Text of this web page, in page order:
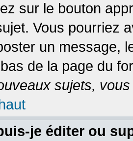
sur le bouton
Vous pourriez
un message,
de la page du
sujets,
je éditer ou